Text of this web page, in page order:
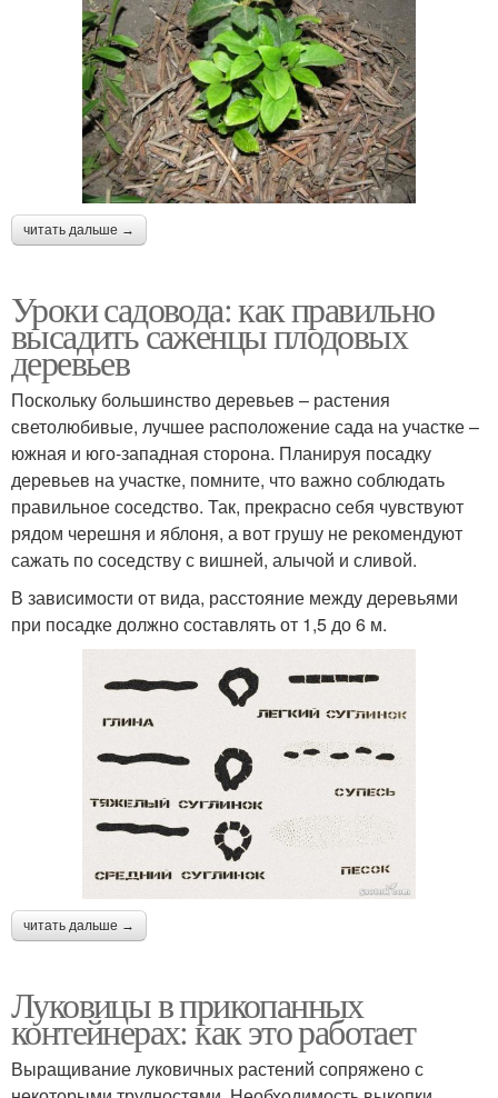
читать дальше →
Уроки садовода: как правильно
высадить саженцы плодовых
деревьев
Поскольку большинство деревьев – растения
светолюбивые, лучшее расположение сада на участке –
южная и юго-западная сторона. Планируя посадку
деревьев на участке, помните, что важно соблюдать
правильное соседство. Так, прекрасно себя чувствуют
рядом черешня и яблоня, а вот грушу не рекомендуют
сажать по соседству с вишней, алычой и сливой.
В зависимости от вида, расстояние между деревьями
при посадке должно составлять от 1,5 до 6 м.
читать дальше →
Луковицы в прикопанных
контейнерах: как это работает
Выращивание луковичных растений сопряжено с